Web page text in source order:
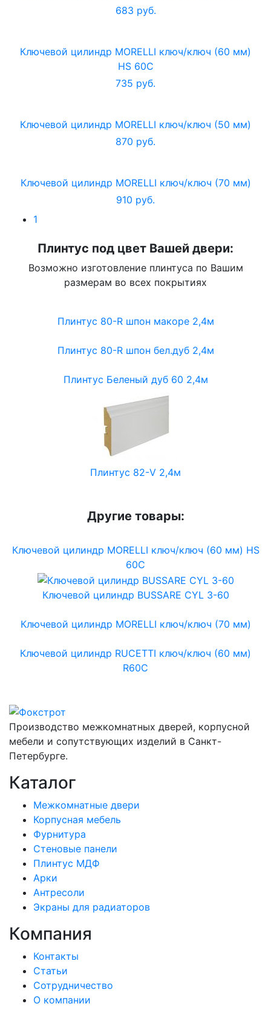
683 руб.
Ключевой цилиндр MORELLI ключ/ключ (60 мм)
HS 60C
735 руб.
Ключевой цилиндр MORELLI ключ/ключ (50 мм)
870 руб.
Ключевой цилиндр MORELLI ключ/ключ (70 мм)
910 руб.
1
Плинтус под цвет Вашей двери:
Возможно изготовление плинтуса по Вашим
размерам во всех покрытиях
Плинтус 80-R шпон макоре 2,4м
Плинтус 80-R шпон бел.дуб 2,4м
Плинтус Беленый дуб 60 2,4м
Плинтус 82-V 2,4м
Другие товары:
Ключевой цилиндр MORELLI ключ/ключ (60 мм) HS
60C
Ключевой цилиндр BUSSARE CYL 3-60
Ключевой цилиндр MORELLI ключ/ключ (70 мм)
Ключевой цилиндр RUCETTI ключ/ключ (60 мм)
R60C
Производство межкомнатных дверей, корпусной
мебели и сопутствующих изделий в Санкт-
Петербурге.
Каталог
Межкомнатные двери
Корпусная мебель
Фурнитура
Стеновые панели
Плинтус МДФ
Арки
Антресоли
Экраны для радиаторов
Компания
Контакты
Статьи
Сотрудничество
О компании